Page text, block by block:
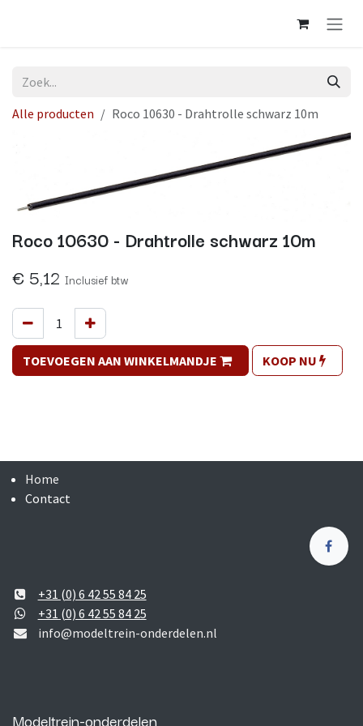
Alle producten Roco 10630 - Drahtrolle schwarz 10m
Roco 10630 - Drahtrolle schwarz 10m
€ 5,12 Inclusief btw
TOEVOEGEN AAN WINKELMANDJE KOOP NU
Home
Contact
+31 (0) 6 42 55 84 25
+31 (0) 6 42 55 84 25
info@modeltrein-onderdelen.nl
Modeltrein-onderdelen